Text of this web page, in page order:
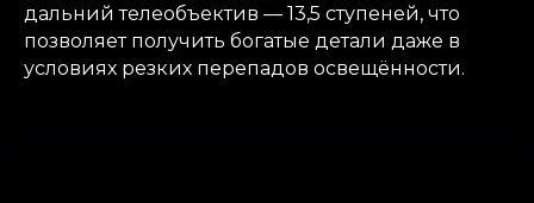
дальний телеобъектив — 13,5 ступеней, что
позволяет получить богатые детали даже в
условиях резких перепадов освещённости.